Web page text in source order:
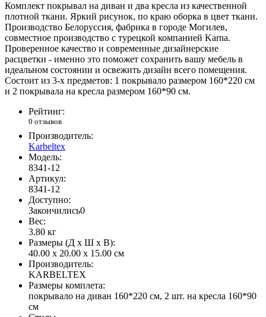
Комплект покрывал на диван и два кресла из качественной
плотной ткани. Яркий рисунок, по краю оборка в цвет ткани.
Производство Белоруссия, фабрика в городе Могилев,
совместное производство с турецкой компанией Karna.
Проверенное качество и современные дизайнерские
расцветки - именно это поможет сохранить вашу мебель в
идеальном состоянии и освежить дизайн всего помещения.
Состоит из 3-х предметов: 1 покрывало размером 160*220 см
и 2 покрывала на кресла размером 160*90 см.
Рейтинг:
0 отзывов
Производитель:
Karbeltex
Модель:
8341-12
Артикул:
8341-12
Доступно:
Закончились0
Вес:
3.80 кг
Размеры (Д x Ш x В):
40.00 x 20.00 x 15.00 см
Производитель:
KARBELTEX
Размеры комплета:
покрывало на диван 160*220 см, 2 шт. на кресла 160*90
см